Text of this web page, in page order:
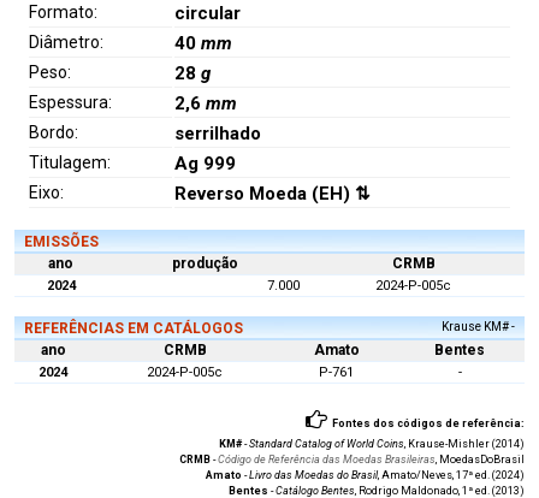
Formato: circular
Diâmetro: 40 mm
Peso: 28 g
Espessura: 2,6 mm
Bordo: serrilhado
Titulagem: Ag 999
Eixo: Reverso Moeda (EH) ⇅
EMISSÕES
ano
produção CRMB
2024 7.000 2024-P-005c
REFERÊNCIAS EM CATÁLOGOS Krause KM# -
ano CRMB Amato Bentes
2024 2024-P-005c P-761 -
Fontes dos códigos de referência:
KM#-Standard Catalog of World Coins , Krause-Mishler (2014)
CRMB -Código de Referência das Moedas Brasileiras , MoedasDoBrasil
Amato -Livro das Moedas do Brasil , Amato/Neves, 17ª ed. (2024)
Bentes -Catálogo Bentes , Rodrigo Maldonado, 1ª ed. (2013)